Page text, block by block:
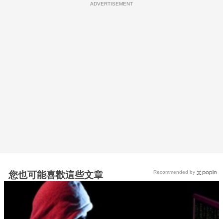
ADVERTISEMENT
您也可能喜歡這些文章 Recommended by